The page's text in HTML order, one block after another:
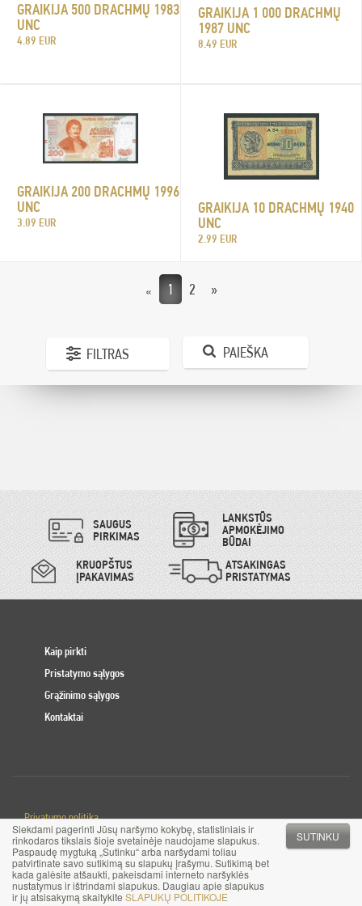
Siekdami pagerinti Jūsų naršymo kokybę, statistiniais ir
rinkodaros tikslais šioje svetainėje naudojame slapukus.
Paspaudę mygtuką „Sutinku“ arba naršydami toliau
patvirtinate savo sutikimą su slapukų įrašymu. Sutikimą bet
kada galėsite atšaukti, pakeisdami interneto naršyklės
nustatymus ir ištrindami slapukus. Daugiau apie slapukus
ir jų atsisakymą skaitykite SLAPUKŲ POLITIKOJE
SUTINKU
GRAIKIJA 500 DRACHMŲ 1983
UNC
4.89 EUR
GRAIKIJA 1 000 DRACHMŲ
1987 UNC
8.49 EUR
GRAIKIJA 200 DRACHMŲ 1996
UNC
3.09 EUR
GRAIKIJA 10 DRACHMŲ 1940
UNC
2.99 EUR
« 1 2 »
FILTRAS PAIEŠKA
SAUGUS
PIRKIMAS
LANKSTŪS
APMOKĖJIMO
BŪDAI
KRUOPŠTUS
ĮPAKAVIMAS
ATSAKINGAS
PRISTATYMAS
Kaip pirkti
Pristatymo sąlygos
Grąžinimo sąlygos
Kontaktai
Privatumo politika
Slapuku politika
© 2017 MB Pinigai.lt. Visos teisės saugomos